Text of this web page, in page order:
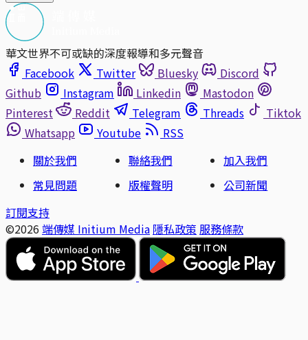
華文世界不可或缺的深度報導和多元聲音
Facebook
Twitter Bluesky
Discord
Github
Instagram Linkedin
Mastodon
Pinterest
Reddit Telegram Threads
Tiktok
Whatsapp
Youtube
RSS
關於我們
聯絡我們
加入我們
常見問題
版權聲明
公司新聞
訂閱支持
©2026 端傳媒 Initium Media 隱私政策 服務條款